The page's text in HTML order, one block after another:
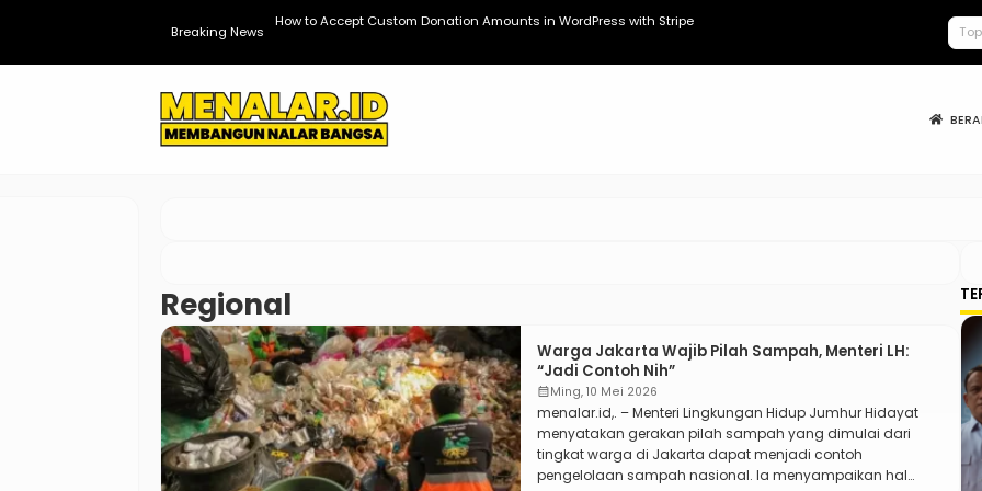
Breaking News
How to Accept Custom Donation Amounts in WordPress with Stripe Kopdes
Regional
Warga Jakarta Wajib Pilah Sampah, Menteri LH:
“Jadi Contoh Nih”
calendar_monthMing, 10 Mei 2026
menalar.id,. – Menteri Lingkungan Hidup Jumhur Hidayat
menyatakan gerakan pilah sampah yang dimulai dari
tingkat warga di Jakarta dapat menjadi contoh
pengelolaan sampah nasional. Ia menyampaikan hal